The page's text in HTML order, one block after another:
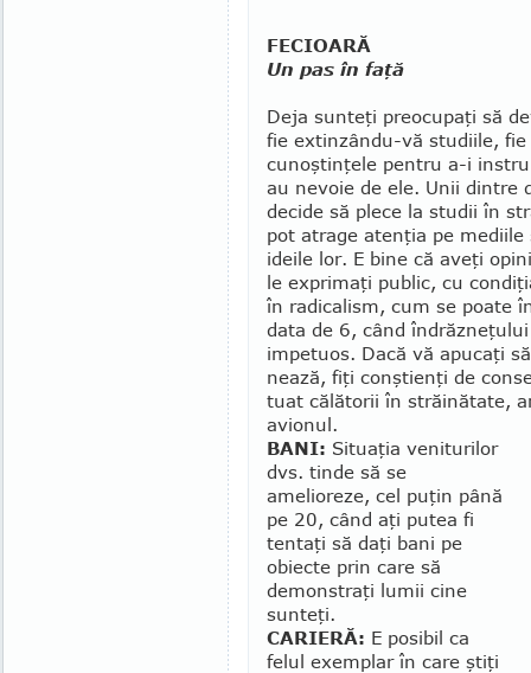
FECIOARĂ
Un pas în faţă
Deja sunteţi preocupaţi să
fie extin­zân­du-vă studiile,
cu­noş­tinţele pentru a-i
au nevoie de ele. Unii dintre
decide să plece la studii în
pot atrage atenţia pe mediile
ideile lor. E bine că aveţi
le ex­­primaţi public, cu
în radicalism, cum se poate
data de 6, când
impetuos. Dacă vă apu­caţi
nează, fiţi conştienţi de
tuat că­lătorii în străină­ta­te,
avio­nul.
BANI: Situaţia ve­niturilor
dvs. tinde să se
amelioreze, cel puţin pâ­nă
pe 20, când aţi putea fi
tentaţi să daţi bani pe
obiecte prin care să
demonstraţi lumii cine
sunteţi.
CARIERĂ: E posibil ca
felul exemplar în care ştiţi